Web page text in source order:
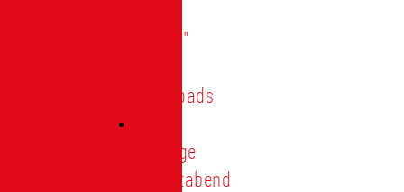
"digital"
Downloads
Vorträge
Heimatabend